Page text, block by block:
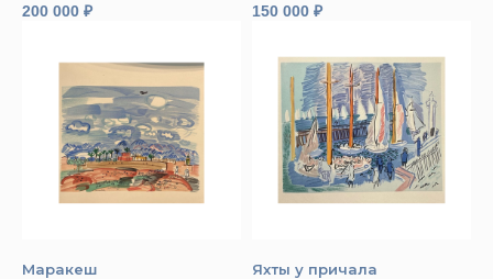
200 000 ₽ 150 000 ₽
Маракеш Яхты у причала